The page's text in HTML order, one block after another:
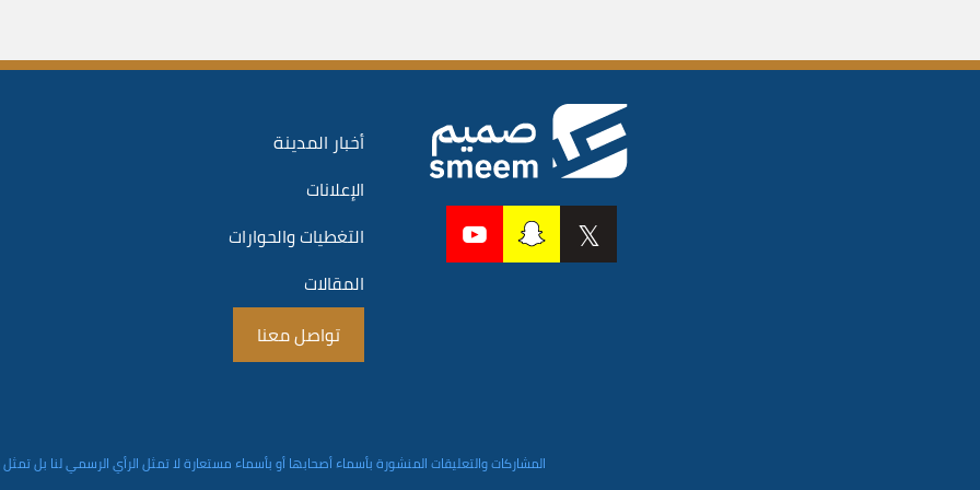
أخبار المدينة
الإعلانات
التغطيات والحوارات
المقالات
تواصل معنا
المشاركات والتعليقات المنشورة بأسماء أصحابها أو بأسماء مستعارة لا تمثل الرأي الرسمي لنا بل